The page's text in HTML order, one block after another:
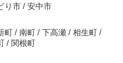
り市 / 安中市
町 / 南町 / 下高瀬 / 相生町 /
/ 関根町